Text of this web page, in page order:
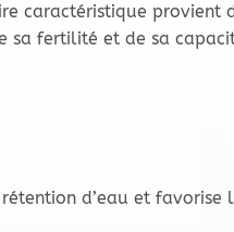
caractéristique provient
sa fertilité et de sa
d’eau et favorise